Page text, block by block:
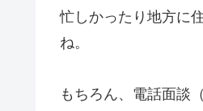
忙しかったり地方に
ね。
もちろん、電話面談